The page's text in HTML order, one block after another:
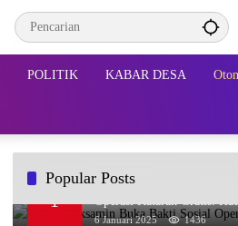
POLITIK KABAR DESA
Popular Posts
1
Bupati Ruksamin Buka
Operasi Katarak Gratis:
Harapan Baru bagi
6 Januari 2025 1436